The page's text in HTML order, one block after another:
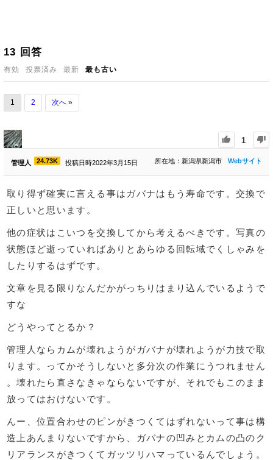
13 回答
有効 投票済み 最新 最も古い
1 2 次へ »
1
管理人 24.73K 投稿日時2022年3月15日 Webサイト
所在地：新潟県新潟市
取り得ず確実に言える事はガバナはもう寿命です。交換で
正しいと思います。
他の症状はこいつを交換してから考えるべきです。写真の
状態ほど逝っていればありとあらゆる回転域でくしゃみを
したりするはずです。
文章を見る限りなんだかがっちりはまり込んでいるようで
すな
どうやってとるか？
管理人ならカムが壊れようがガバナが壊れようが力技で取
ります。ってかそうしないと多分次の作業にうつれません
。壊れたら直さなきゃならないですが、それでもこのまま
放ってはおけないです。
んー、位置合わせのピンがきつくてはずれないって事は構
造上あんまりないですから、ガバナの凹みとカムの凸のク
リアランスがきつくてガッツリハマっているんでしょう。